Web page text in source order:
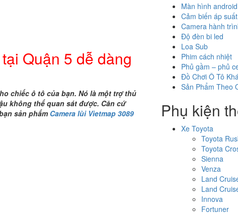
Quận 5 dễ dàng
chiếc ô tô của bạn. Nó là một trợ thủ
không thể quan sát được. Căn cứ
sản phẩm Camera lùi Vietmap 3089
Màn hình android
Cảm biến áp
Camera hành
Độ đèn bi led
Loa Sub
Phim cách nhiệt
Phủ gầm – phủ
Đồ Chơi Ô Tô
Sản Phẩm Theo
Phụ kiện
Xe Toyota
Toyota
Toyota
Sienna
Venza
Land
Land
Innova
Fortuner